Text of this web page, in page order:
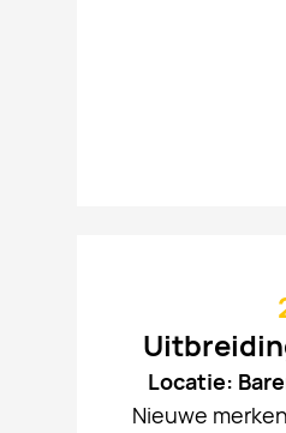
Locatie:
Nieuwe